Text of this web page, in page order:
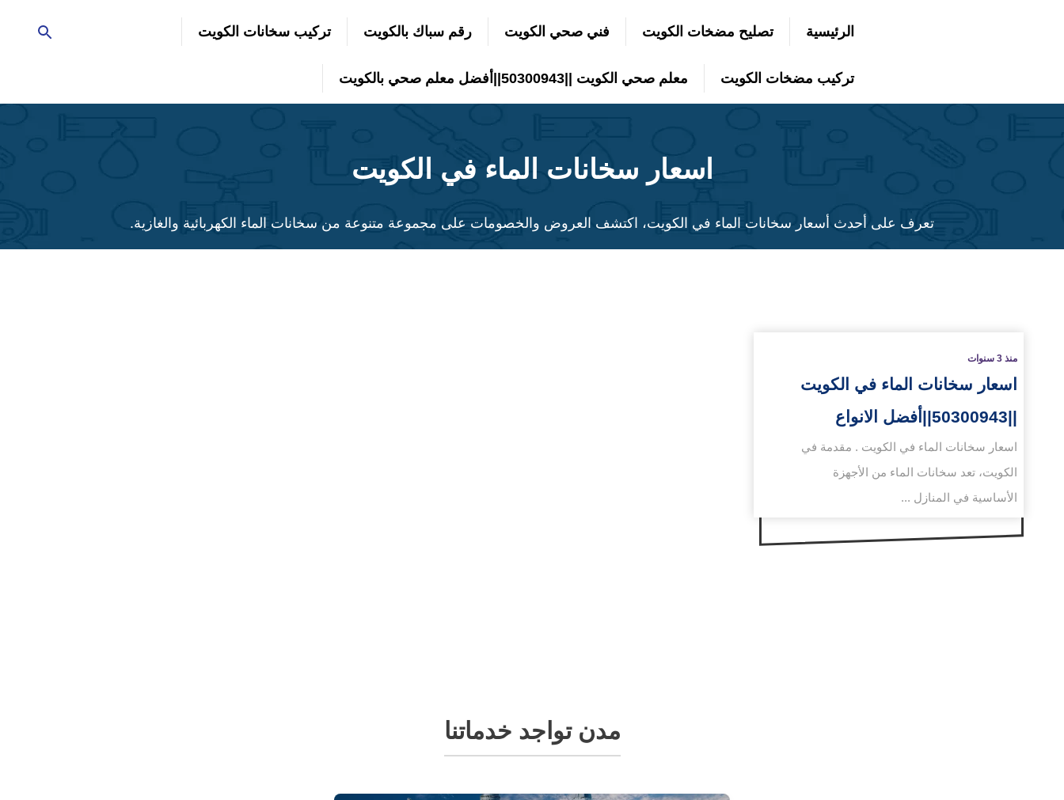
الرئيسية تصليح مضخات الكويت فني صحي الكويت رقم سباك بالكويت تركيب سخانات الكويت
تركيب مضخات الكويت معلم صحي الكويت ||50300943||أفضل معلم صحي بالكويت
اسعار سخانات الماء في الكويت
تعرف على أحدث أسعار سخانات الماء في الكويت، اكتشف العروض والخصومات على مجموعة متنوعة من سخانات الماء الكهربائية والغازية.
منذ 3 سنوات
اسعار سخانات الماء في الكويت
||50300943||أفضل الانواع
اسعار سخانات الماء في الكويت . مقدمة في
الكويت، تعد سخانات الماء من الأجهزة
الأساسية في المنازل ...
مدن تواجد خدماتنا